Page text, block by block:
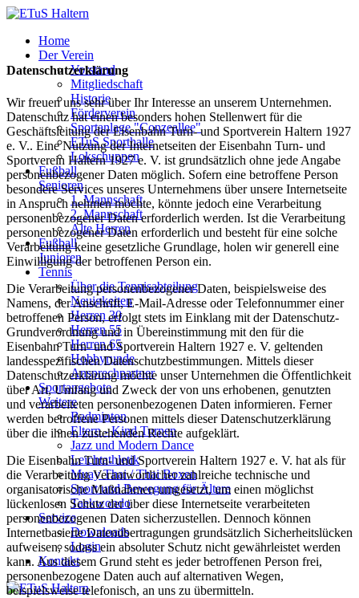
Home
Der Verein
Vorstand
Mitgliedschaft
Historie
Förderverein
Sportanlage "Conzeallee"
ETuS Sporthalle
Lokschuppen
Fußball
Senioren
1. Mannschaft
2. Mannschaft
Alte Herren
Fußball
Junioren
Tennis
Über die Tennisabteilung
Neuigkeiten
Herren 30
Herren 55
Herren 65
Hobbyrunde
Ansprechpartner
Sportangebote
Weitere
Badminton
Eltern - Kind Turnen
Jazz und Modern Dance
Leichtathletik
Muay Thai / Thai Boxen
Sport und Bewegung für Ältere
Taekwondo
Service
Downloads
Login
Kontakt
Datenschutzerklärung
Wir freuen uns sehr über Ihr Interesse an unserem Unternehmen.
Datenschutz hat einen besonders hohen Stellenwert für die
Geschäftsleitung der Eisenbahn Turn- und Sportverein Haltern 1927
e. V.. Eine Nutzung der Internetseiten der Eisenbahn Turn- und
Sportverein Haltern 1927 e. V. ist grundsätzlich ohne jede Angabe
personenbezogener Daten möglich. Sofern eine betroffene Person
besondere Services unseres Unternehmens über unsere Internetseite
in Anspruch nehmen möchte, könnte jedoch eine Verarbeitung
personenbezogener Daten erforderlich werden. Ist die Verarbeitung
personenbezogener Daten erforderlich und besteht für eine solche
Verarbeitung keine gesetzliche Grundlage, holen wir generell eine
Einwilligung der betroffenen Person ein.
Die Verarbeitung personenbezogener Daten, beispielsweise des
Namens, der Anschrift, E-Mail-Adresse oder Telefonnummer einer
betroffenen Person, erfolgt stets im Einklang mit der Datenschutz-
Grundverordnung und in Übereinstimmung mit den für die
Eisenbahn Turn- und Sportverein Haltern 1927 e. V. geltenden
landesspezifischen Datenschutzbestimmungen. Mittels dieser
Datenschutzerklärung möchte unser Unternehmen die Öffentlichkeit
über Art, Umfang und Zweck der von uns erhobenen, genutzten
und verarbeiteten personenbezogenen Daten informieren. Ferner
werden betroffene Personen mittels dieser Datenschutzerklärung
über die ihnen zustehenden Rechte aufgeklärt.
Die Eisenbahn Turn- und Sportverein Haltern 1927 e. V. hat als für
die Verarbeitung Verantwortlicher zahlreiche technische und
organisatorische Maßnahmen umgesetzt, um einen möglichst
lückenlosen Schutz der über diese Internetseite verarbeiteten
personenbezogenen Daten sicherzustellen. Dennoch können
Internetbasierte Datenübertragungen grundsätzlich Sicherheitslücken
aufweisen, sodass ein absoluter Schutz nicht gewährleistet werden
kann. Aus diesem Grund steht es jeder betroffenen Person frei,
personenbezogene Daten auch auf alternativen Wegen,
beispielsweise telefonisch, an uns zu übermitteln.